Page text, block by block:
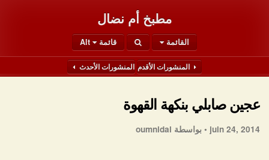
مطبخ أم نضال
القائمة قائمة Alt
المنشورات الأقدم المنشورات الأحدث
عجين صابلي بنكهة القهوة
juin 24, 2014 • بواسطة oumnidal